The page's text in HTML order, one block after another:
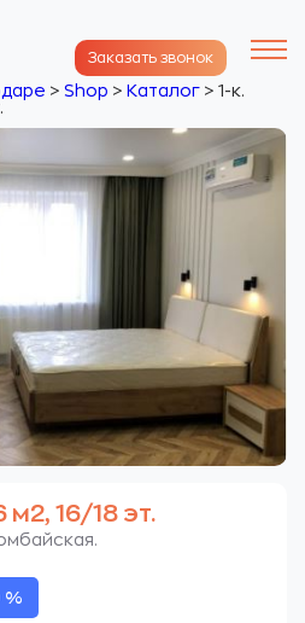
Заказать звонок
> Shop > Каталог > 1-к.
м2, 16/18 эт.
%